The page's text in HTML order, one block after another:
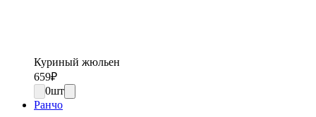
Куриный жюльен
659₽
0шт
Ранчо